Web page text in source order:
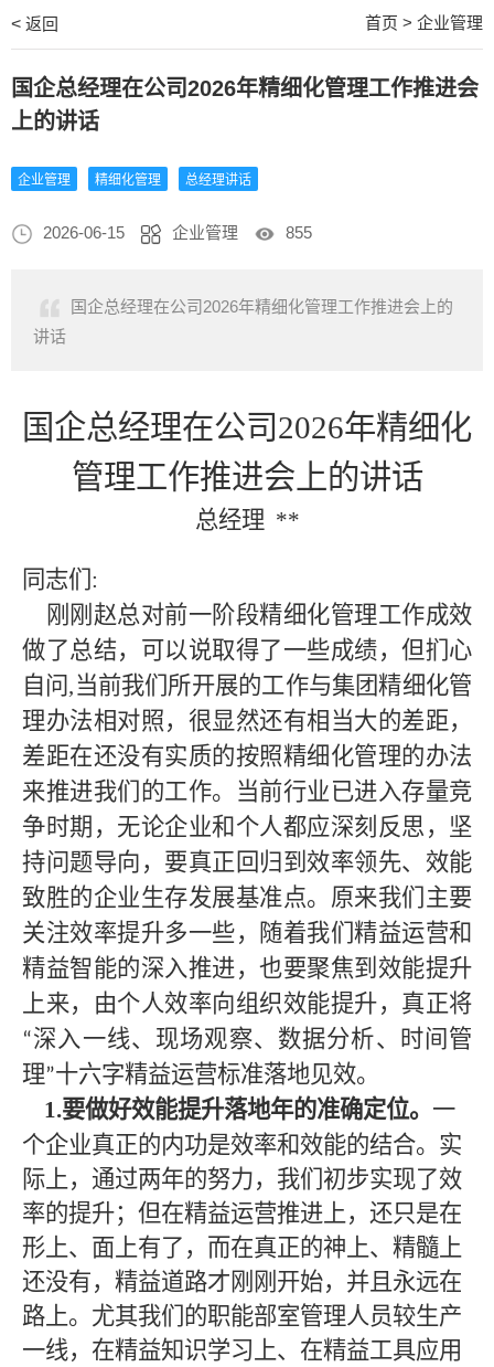
< 返回 首页 > 企业管理
国企总经理在公司2026年精细化管理工作推进会
上的讲话
企业管理 精细化管理 总经理讲话
2026-06-15 企业管理 855
国企总经理在公司2026年精细化管理工作推进会上的
讲话
国企总经理在公司2026年精细化
管理工作推进会上的讲话
总经理 **
同志们 :
刚刚赵总对前一阶段精细化管理工作成效
做了总结，可以说取得了一些成绩，但扪心
自问,当前我们所开展的工作与集团精细化管
理办法相对照，很显然还有相当大的差距，
差距在还没有实质的按照精细化管理的办法
来推进我们的工作。
当前行业已进入存量竞
争时期， 无论企业和个人都应深刻反思，坚
持问题导向，要真正回归到效率领先、效能
致胜的企业生存发展基准点。原来我们主要
关注效率提升多一些，随着我们精益运营和
精益智能的深入推进，也要聚焦到效能提升
上来，由个人效率向组织效能提升，真正将
“深入一线、现场观察、数据分析、时间管
理”十六字精益运营标准落地见效。
1.要做好效能提升落地年的准确定位。 一
个企业真正的内功是效率和效能的结合。实
际上，通过两年的努力，我们初步实现了效
率的提升；但在精益运营推进上，还只是在
形上、面上有了，而在真正的神上、精髓上
还没有，精益道路才刚刚开始，并且永远在
路上。尤其我们的职能部室管理人员较生产
一线，在精益知识学习上、在精益工具应用